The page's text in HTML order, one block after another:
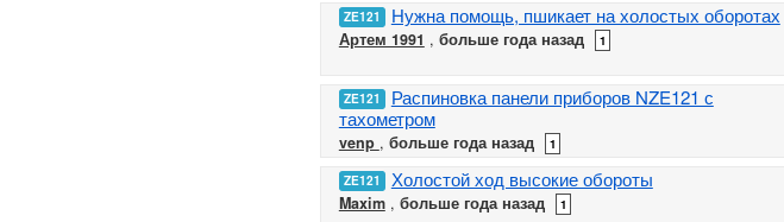
ZE121 Нужна помощь, пшикает на холостых оборотах
Артем 1991 , больше года назад 1
ZE121
Распиновка панели приборов NZE121 с
тахометром
venp , больше года назад 1
ZE121 Холостой ход высокие обороты
Maxim, больше года назад 1